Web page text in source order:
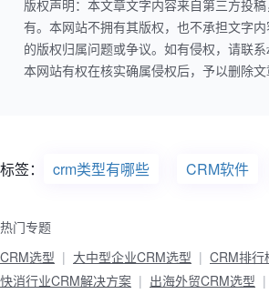
版权声明：本文章文字内容来自第三方投
有。本网站不拥有其版权，也不承担文字
的版权归属问题或争议。如有侵权，请联系
本网站有权在核实确属侵权后，予以删除文
标签： crm类型有哪些 CRM软件
热门专题
CRM选型
大中型企业CRM选型 CRM排行
快消行业CRM解决方案
出海外贸CRM选型